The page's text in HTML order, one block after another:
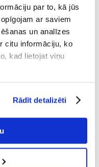
par to, kā jūs
ar saviem
un analīzes
citu informāciju, ko
kad lietojat viņu
Rādīt detalizēti
nodrošinātu ideālus
OXYPRO 150 ir ļoti
vibrācijas. Turklāt šī ierīce ir
jo tā var sūknēt gaisu
ir viegli lietot, tam ir
un par tā izpausmi liecina